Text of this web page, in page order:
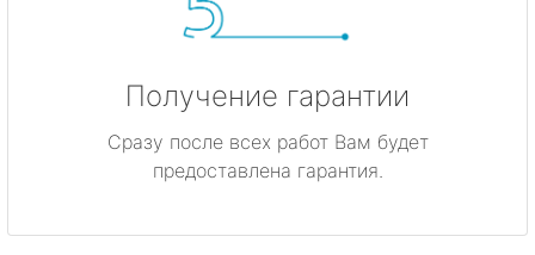
Получение гарантии
Сразу после всех работ Вам будет
предоставлена гарантия.